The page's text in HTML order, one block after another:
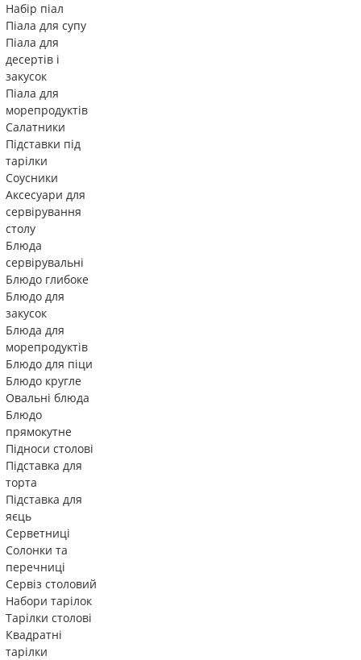
Набір піал
Піала для супу
Піала для
десертів і
закусок
Піала для
морепродуктів
Салатники
Підставки під
тарілки
Соусники
Аксесуари для
сервірування
столу
Блюда
сервірувальні
Блюдо глибоке
Блюдо для
закусок
Блюда для
морепродуктів
Блюдо для піци
Блюдо кругле
Овальні блюда
Блюдо
прямокутне
Підноси столові
Підставка для
торта
Підставка для
яєць
Серветниці
Солонки та
перечниці
Сервіз столовий
Набори тарілок
Тарілки столові
Квадратні
тарілки